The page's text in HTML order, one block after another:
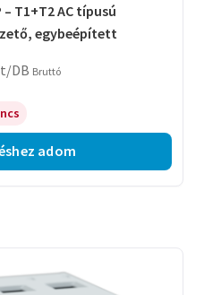
– T1+T2 AC típusú
egybeépített
/DB Bruttó
adom